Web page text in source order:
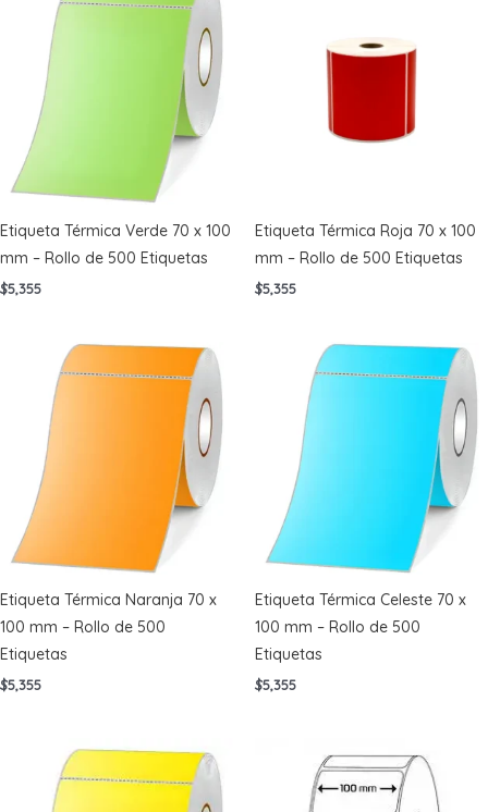
Etiqueta Térmica Verde 70 x 100
mm – Rollo de 500 Etiquetas
$5,355
Etiqueta Térmica Roja 70 x 100
mm – Rollo de 500 Etiquetas
$5,355
Etiqueta Térmica Naranja 70 x
100 mm – Rollo de 500
Etiquetas
$5,355
Etiqueta Térmica Celeste 70 x
100 mm – Rollo de 500
Etiquetas
$5,355